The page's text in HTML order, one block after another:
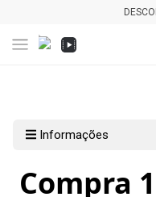
Informações
Compra